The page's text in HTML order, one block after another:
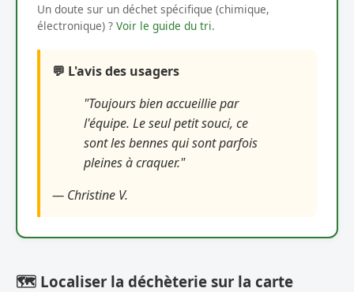
Un doute sur un déchet spécifique (chimique,
électronique) ? Voir le guide du tri.
💬 L'avis des usagers
"Toujours bien accueillie par
l'équipe. Le seul petit souci, ce
sont les bennes qui sont parfois
pleines à craquer."
— Christine V.
🗺️ Localiser la déchèterie sur la carte